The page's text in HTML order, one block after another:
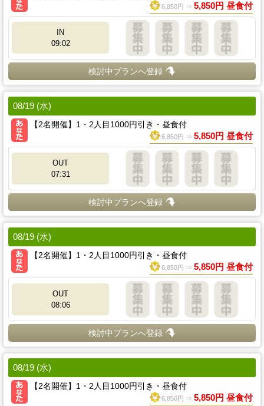
6,850円 ⇒ 5,850円 昼食付
IN
09:02
検討中プランへ登録
08/19 (水)
【2名開催】1・2人目1000円引き・昼食付
6,850円 ⇒ 5,850円 昼食付
OUT
07:31
検討中プランへ登録
08/19 (水)
【2名開催】1・2人目1000円引き・昼食付
6,850円 ⇒ 5,850円 昼食付
OUT
08:06
検討中プランへ登録
08/19 (水)
【2名開催】1・2人目1000円引き・昼食付
6,850円 ⇒ 5,850円 昼食付